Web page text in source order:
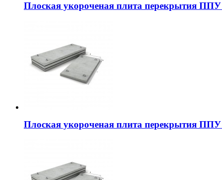
Плоская укороченая плита перекрытия ППУ
Плоская укороченая плита перекрытия ППУ